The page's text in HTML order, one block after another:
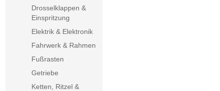
Drosselklappen &
Einspritzung
Elektrik & Elektronik
Fahrwerk & Rahmen
Fußrasten
Getriebe
Ketten, Ritzel &